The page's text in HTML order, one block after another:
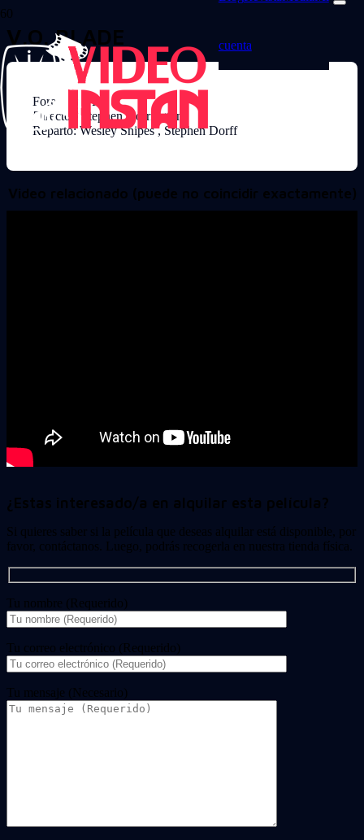
cuenta
V.O. BLADE
Formato: VHS
Director: Stephen Norrington
Reparto: Wesley Snipes , Stephen Dorff
Video relacionado (puede no coincidir exactamente)
¿Estas interesado/a en alquilar esta película?
Si quieres saber si la película que deseas alquilar está disponible, por
favor, contáctanos. Luego, podrás recogerla en nuestra tienda física.
Tu nombre (Requerido)
Tu correo electrónico (Requerido)
Tu mensaje (Necesario)